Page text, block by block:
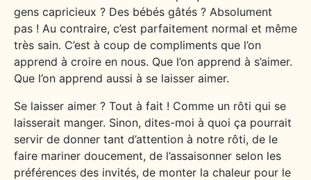
gens capricieux ? Des bébés gâtés ? Absolument
pas ! Au contraire, c’est parfaitement normal et même
très sain. C’est à coup de compliments que l’on
apprend à croire en nous. Que l’on apprend à s’aimer.
Que l’on apprend aussi à se laisser aimer.
Se laisser aimer ? Tout à fait ! Comme un rôti qui se
laisserait manger. Sinon, dites-moi à quoi ça pourrait
servir de donner tant d’attention à notre rôti, de le
faire mariner doucement, de l’assaisonner selon les
préférences des invités, de monter la chaleur pour le